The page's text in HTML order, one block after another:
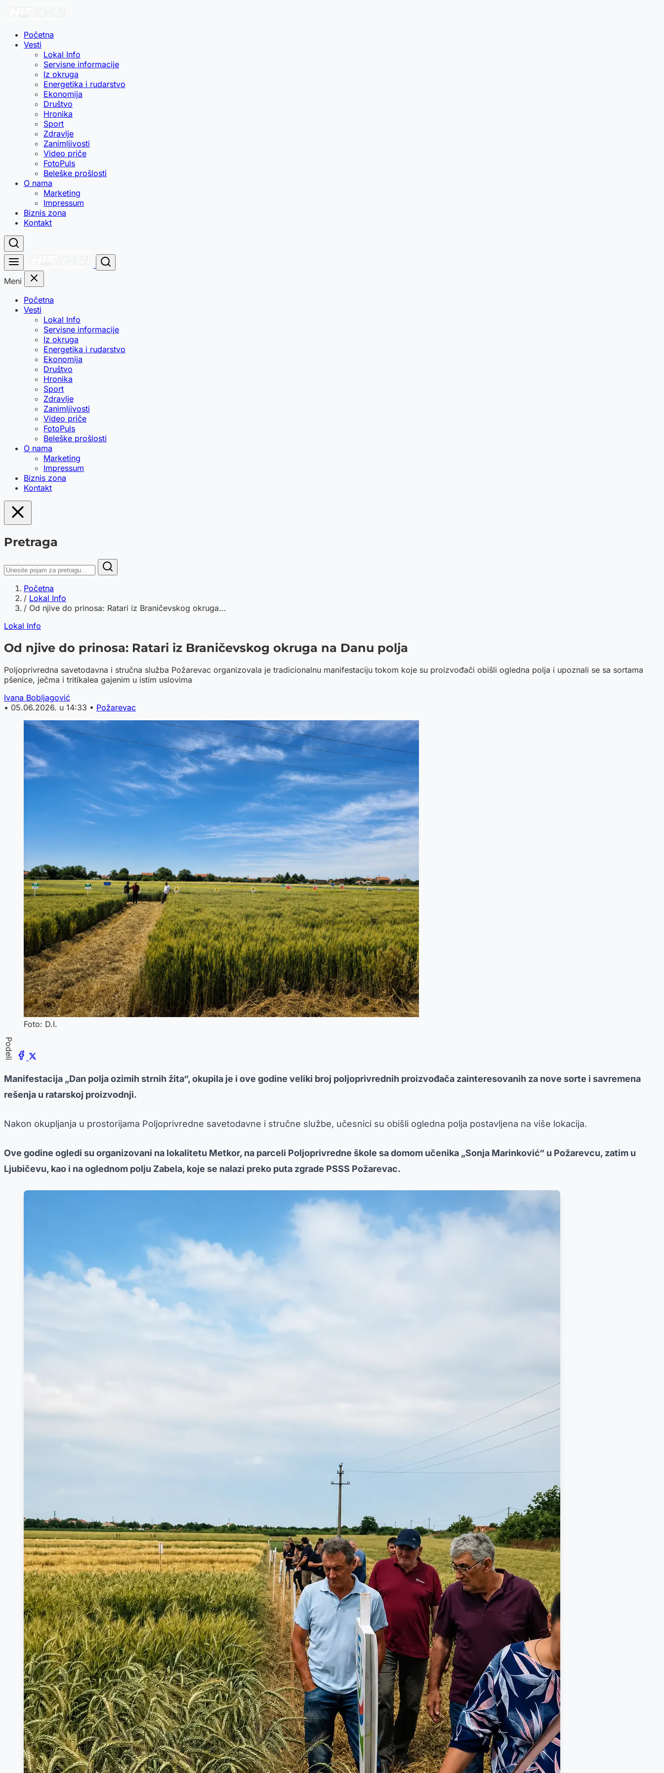
Početna
Vesti
Lokal Info
Servisne informacije
Iz okruga
Energetika i rudarstvo
Ekonomija
Društvo
Hronika
Sport
Zdravlje
Zanimljivosti
Video priče
FotoPuls
Beleške prošlosti
O nama
Marketing
Impressum
Biznis zona
Kontakt
Meni
Početna
Vesti
Lokal Info
Servisne informacije
Iz okruga
Energetika i rudarstvo
Ekonomija
Društvo
Hronika
Sport
Zdravlje
Zanimljivosti
Video priče
FotoPuls
Beleške prošlosti
O nama
Marketing
Impressum
Biznis zona
Kontakt
Pretraga
Početna
/ Lokal Info
/ Od njive do prinosa: Ratari iz Braničevskog okruga...
Lokal Info
Od njive do prinosa: Ratari iz Braničevskog okruga na Danu polja
Poljoprivredna savetodavna i stručna služba Požarevac organizovala je tradicionalnu manifestaciju tokom koje su proizvođači obišli ogledna polja i upoznali se sa sortama
pšenice, ječma i tritikalea gajenim u istim uslovima
Ivana Bobljagović
• 05.06.2026. u 14:33 • Požarevac
Foto: D.I.
Podeli
Manifestacija „Dan polja ozimih strnih žita“, okupila je i ove godine veliki broj poljoprivrednih proizvođača zainteresovanih za nove sorte i savremena
rešenja u ratarskoj proizvodnji.
Nakon okupljanja u prostorijama Poljoprivredne savetodavne i stručne službe, učesnici su obišli ogledna polja postavljena na više lokacija.
Ove godine ogledi su organizovani na lokalitetu Metkor, na parceli Poljoprivredne škole sa domom učenika „Sonja Marinković“ u Požarevcu, zatim u
Ljubičevu, kao i na oglednom polju Zabela, koje se nalazi preko puta zgrade PSSS Požarevac.